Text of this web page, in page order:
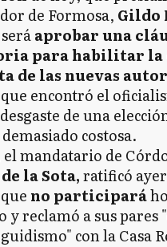
de Formosa, Gildo
aprobar una
para habilitar la
de las nuevas
encontró el
de una
costosa.
el mandatario de
la Sota,ratificó
no participará
y reclamó a sus pares
con la Casa